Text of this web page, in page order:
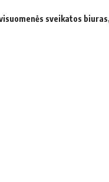
sveikatos biuras